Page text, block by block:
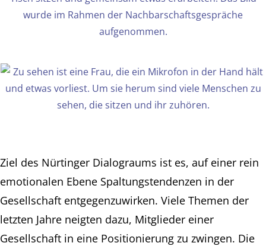
Ziel des Nürtinger Dialograums ist es, auf einer rein
emotionalen Ebene Spaltungstendenzen in der
Gesellschaft entgegenzuwirken. Viele Themen der
letzten Jahre neigten dazu, Mitglieder einer
Gesellschaft in eine Positionierung zu zwingen. Die